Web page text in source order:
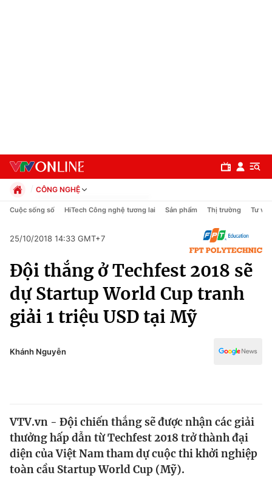
Chính trị
Xã hội
Pháp luật
Thế giới
Tin tức
Thế giới đó đây
Kinh tế
CÔNG NGHỆ
Chính trị
Pháp luật
Thể thao
Truyền hình
Văn hóa - Giải trí
Y tế
Công nghệ
Cuộc sống số HiTech Công nghệ tương lai Sản phẩm Thị trường Tư vấn
25/10/2018 14:33 GMT+7
Đội thắng ở Techfest 2018 sẽ
dự Startup World Cup tranh
giải 1 triệu USD tại Mỹ
Khánh Nguyễn
VTV.vn - Đội chiến thắng sẽ được nhận các giải
thưởng hấp dẫn từ Techfest 2018 trở thành đại
diện của Việt Nam tham dự cuộc thi khởi nghiệp
toàn cầu Startup World Cup (Mỹ).